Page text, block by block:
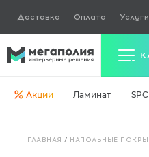
Доставка Оплата Услуги
Акции Ламинат
ГЛАВНАЯ / НАПОЛЬНЫЕ